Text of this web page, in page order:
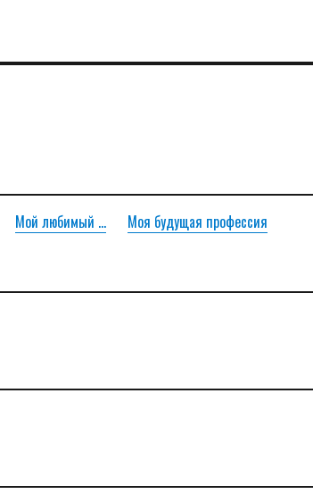
Мой любимый ... Моя будущая профессия